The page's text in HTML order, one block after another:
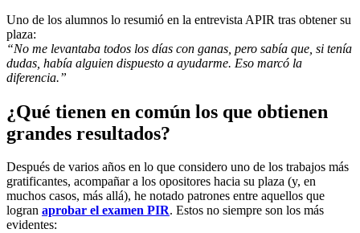
Uno de los alumnos lo resumió en la entrevista APIR tras obtener su
plaza:
“No me levantaba todos los días con ganas, pero sabía que, si tenía
dudas, había alguien dispuesto a ayudarme. Eso marcó la
diferencia.”
¿Qué tienen en común los que obtienen
grandes resultados?
Después de varios años en lo que considero uno de los trabajos más
gratificantes, acompañar a los opositores hacia su plaza (y, en
muchos casos, más allá), he notado patrones entre aquellos que
logran aprobar el examen PIR. Estos no siempre son los más
evidentes: